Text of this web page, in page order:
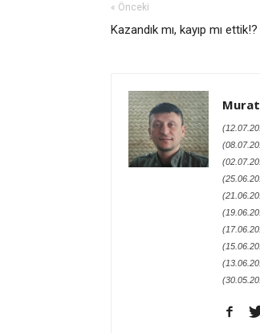
« Önceki
Kazandık mı, kayıp mı ettik!?